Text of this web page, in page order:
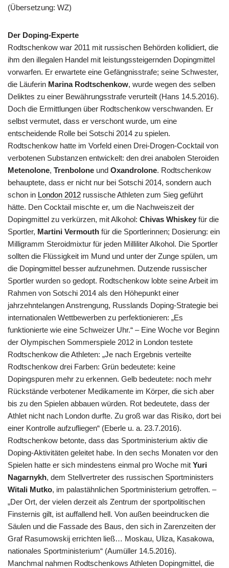
(Übersetzung: WZ)
Der Doping-Experte
Rodtschenkow war 2011 mit russischen Behörden kollidiert, die
ihm den illegalen Handel mit leistungssteigernden Dopingmittel
vorwarfen. Er erwartete eine Gefängnisstrafe; seine Schwester,
die Läuferin Marina Rodtschenkow, wurde wegen des selben
Deliktes zu einer Bewährungsstrafe verurteilt (Hans 14.5.2016).
Doch die Ermittlungen über Rodtschenkow verschwanden. Er
selbst vermutet, dass er verschont wurde, um eine
entscheidende Rolle bei Sotschi 2014 zu spielen.
Rodtschenkow hatte im Vorfeld einen Drei-Drogen-Cocktail von
verbotenen Substanzen entwickelt: den drei anabolen Steroiden
Metenolone, Trenbolone und Oxandrolone. Rodtschenkow
behauptete, dass er nicht nur bei Sotschi 2014, sondern auch
schon in London 2012 russische Athleten zum Sieg geführt
hätte. Den Cocktail mischte er, um die Nachweiszeit der
Dopingmittel zu verkürzen, mit Alkohol: Chivas Whiskey für die
Sportler, Martini Vermouth für die Sportlerinnen; Dosierung: ein
Milligramm Steroidmixtur für jeden Milliliter Alkohol. Die Sportler
sollten die Flüssigkeit im Mund und unter der Zunge spülen, um
die Dopingmittel besser aufzunehmen. Dutzende russischer
Sportler wurden so gedopt. Rodtschenkow lobte seine Arbeit im
Rahmen von Sotschi 2014 als den Höhepunkt einer
jahrzehntelangen Anstrengung, Russlands Doping-Strategie bei
internationalen Wettbewerben zu perfektionieren: „Es
funktionierte wie eine Schweizer Uhr.“ – Eine Woche vor Beginn
der Olympischen Sommerspiele 2012 in London testete
Rodtschenkow die Athleten: „Je nach Ergebnis verteilte
Rodtschenkow drei Farben: Grün bedeutete: keine
Dopingspuren mehr zu erkennen. Gelb bedeutete: noch mehr
Rückstände verbotener Medikamente im Körper, die sich aber
bis zu den Spielen abbauen würden. Rot bedeutete, dass der
Athlet nicht nach London durfte. Zu groß war das Risiko, dort bei
einer Kontrolle aufzufliegen“ (Eberle u. a. 23.7.2016).
Rodtschenkow betonte, dass das Sportministerium aktiv die
Doping-Aktivitäten geleitet habe. In den sechs Monaten vor den
Spielen hatte er sich mindestens einmal pro Woche mit Yuri
Nagarnykh, dem Stellvertreter des russischen Sportministers
Witali Mutko, im palastähnlichen Sportministerium getroffen. –
„Der Ort, der vielen derzeit als Zentrum der sportpolitischen
Finsternis gilt, ist auffallend hell. Von außen beeindrucken die
Säulen und die Fassade des Baus, den sich in Zarenzeiten der
Graf Rasumowskij errichten ließ… Moskau, Uliza, Kasakowa,
nationales Sportministerium“ (Aumüller 14.5.2016).
Manchmal nahmen Rodtschenkows Athleten Dopingmittel, die